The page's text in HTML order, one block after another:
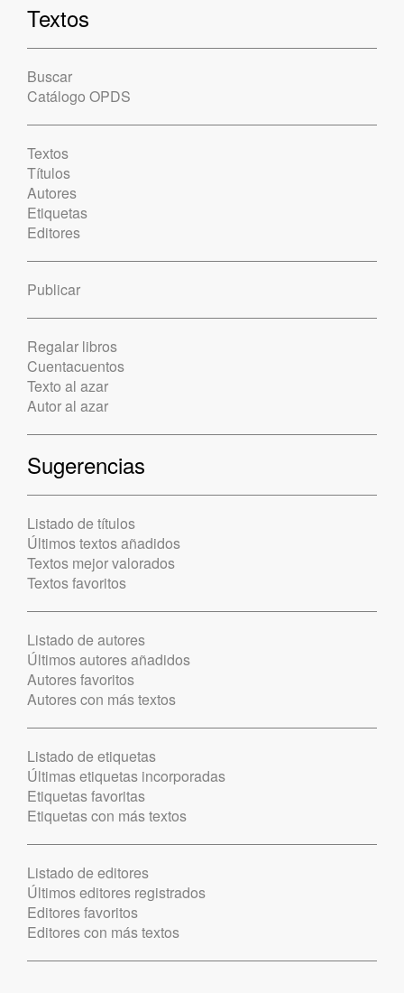
Textos
Buscar
Catálogo OPDS
Textos
Títulos
Autores
Etiquetas
Editores
Publicar
Regalar libros
Cuentacuentos
Texto al azar
Autor al azar
Sugerencias
Listado de títulos
Últimos textos añadidos
Textos mejor valorados
Textos favoritos
Listado de autores
Últimos autores añadidos
Autores favoritos
Autores con más textos
Listado de etiquetas
Últimas etiquetas incorporadas
Etiquetas favoritas
Etiquetas con más textos
Listado de editores
Últimos editores registrados
Editores favoritos
Editores con más textos